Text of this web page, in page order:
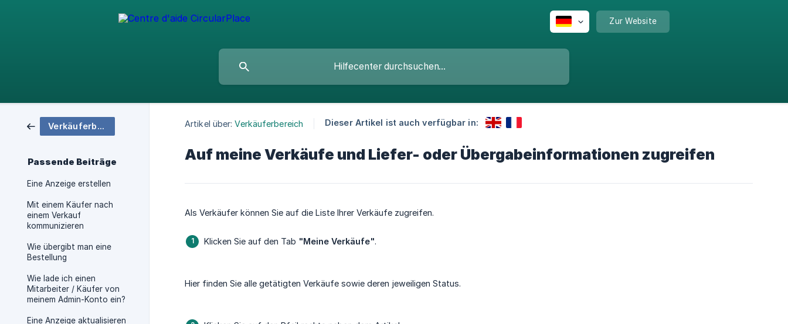
Zur Website
Verkäuferbereich
Passende Beiträge
Eine Anzeige erstellen
Mit einem Käufer nach
einem Verkauf
kommunizieren
Wie übergibt man eine
Bestellung
Wie lade ich einen
Mitarbeiter / Käufer von
meinem Admin-Konto ein?
Eine Anzeige aktualisieren
Artikel über: Verkäuferbereich Dieser Artikel ist auch verfügbar in:
Auf meine Verkäufe und Liefer- oder Übergabeinformationen zugreifen
Als Verkäufer können Sie auf die Liste Ihrer Verkäufe zugreifen.
Klicken Sie auf den Tab "Meine Verkäufe".
Hier finden Sie alle getätigten Verkäufe sowie deren jeweiligen Status.